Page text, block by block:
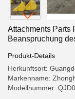
Attachments Parts
Beanspruchung
Produkt-Details
Herkunftsort:
Markenname:
Modellnummer: